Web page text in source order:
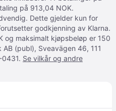
på 913,04 NOK.
Dette gjelder kun for
godkjenning av Klarna.
og maksimalt kjøpsbeløp er 150
(publ), Sveavägen 46, 111
Se vilkår og andre